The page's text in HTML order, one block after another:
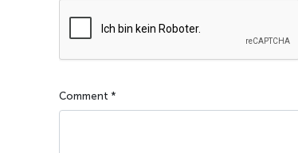
Comment *